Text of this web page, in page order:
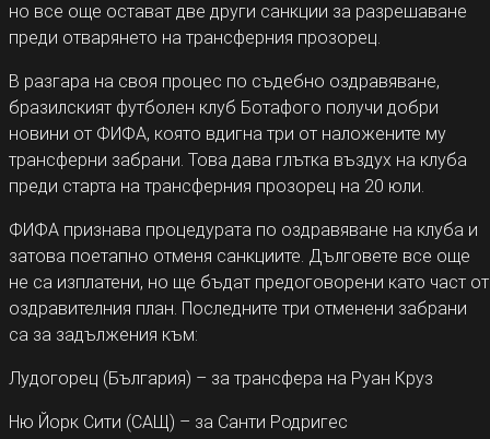
но все още остават две други санкции за разрешаване
преди отварянето на трансферния прозорец.
В разгара на своя процес по съдебно оздравяване,
бразилският футболен клуб Ботафого получи добри
новини от ФИФА, която вдигна три от наложените му
трансферни забрани. Това дава глътка въздух на клуба
преди старта на трансферния прозорец на 20 юли.
ФИФА признава процедурата по оздравяване на клуба и
затова поетапно отменя санкциите. Дълговете все още
не са изплатени, но ще бъдат предоговорени като част от
оздравителния план. Последните три отменени забрани
са за задължения към:
Лудогорец (България) – за трансфера на Руан Круз
Ню Йорк Сити (САЩ) – за Санти Родригес